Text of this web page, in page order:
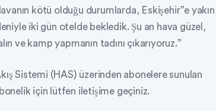
kötü olduğu durumlarda, Eskişehir”e yakın
iki gün otelde bekledik. Şu an hava güzel,
ve kamp yapmanın tadını çıkarıyoruz.”
Sistemi (HAS) üzerinden abonelere sunulan
için lütfen iletişime geçiniz.